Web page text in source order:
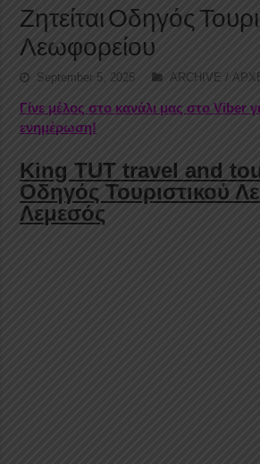
Ζητείται Οδηγός
Λεωφορείου
September 5, 2025 ARCHIVE /
Γίνε μέλος στο κανάλι μας στο Viber
ενημέρωση!
King TUT travel and
Οδηγός Τουριστικού
Λεμεσός